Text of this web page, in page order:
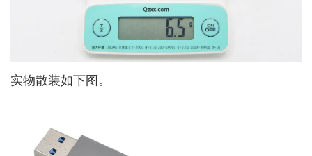
实物散装如下图。